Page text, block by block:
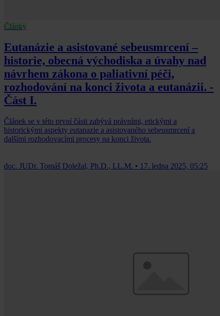
Články
Eutanázie a asistované sebeusmrcení –
historie, obecná východiska a úvahy nad
návrhem zákona o paliativní péči,
rozhodování na konci života a eutanázii. -
Část I.
Článek se v této první části zabývá právními, etickými a
historickými aspekty eutanazie a asistovaného sebeusmrcení a
dalšími rozhodovacími procesy na konci života.
doc. JUDr. Tomáš Doležal, Ph.D., LL.M. • 17. ledna 2025, 05:25